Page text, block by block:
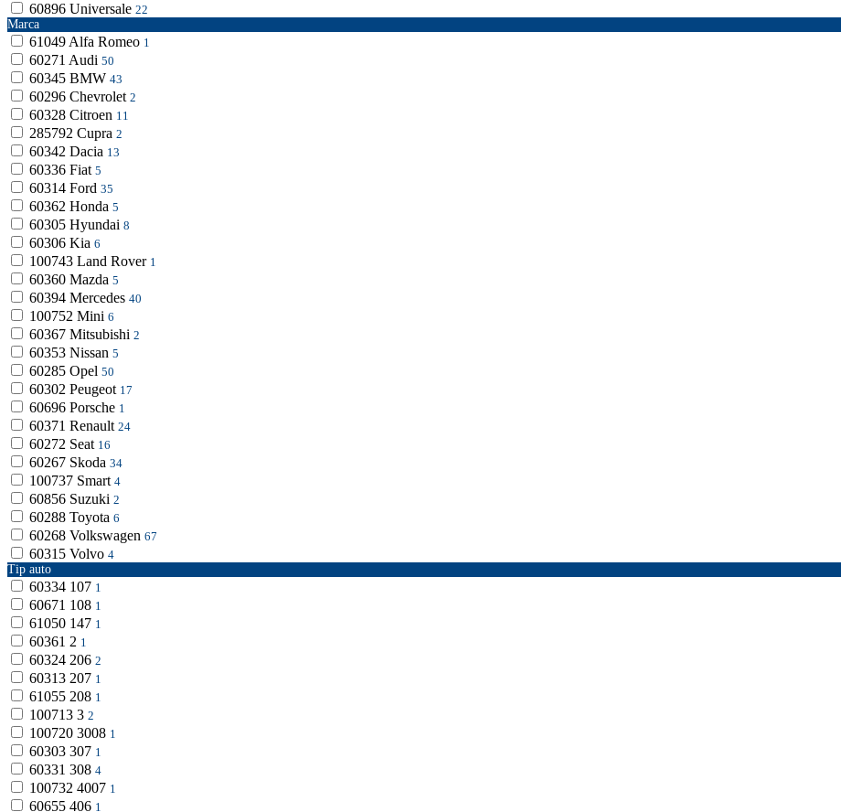
60896 Universale 22
Marca
61049Alfa Romeo 1
60271 Audi 50
60345 BMW 43
60296 Chevrolet 2
60328 Citroen 11
285792 Cupra 2
60342 Dacia 13
60336 Fiat 5
60314 Ford 35
60362 Honda 5
60305 Hyundai 8
60306 Kia 6
100743 Land Rover 1
60360 Mazda 5
60394 Mercedes 40
100752 Mini 6
60367 Mitsubishi 2
60353 Nissan 5
60285 Opel 50
60302 Peugeot 17
60696 Porsche 1
60371 Renault 24
60272 Seat 16
60267 Skoda 34
100737 Smart 4
60856 Suzuki 2
60288 Toyota 6
60268 Volkswagen 67
60315 Volvo 4
Tip auto
60334 107 1
60671 108 1
61050 147 1
60361 2 1
60324 206 2
60313 207 1
61055 208 1
100713 3 2
100720 3008 1
60303 307 1
60331 308 4
100732 4007 1
60655 406 1